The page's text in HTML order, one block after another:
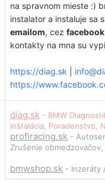
na spravnom mieste :)
instalator a instaluje sa
emailom, cez facebook
kontakty na mna su
https://diag.sk
https://
diag.sk - BMW
inštalácia, Poradenstvo,
profiracing.sk -
Zrušenie obmedzovačov,
bmwshop.sk - Inzeráty